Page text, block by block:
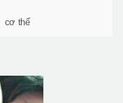
cơ thể